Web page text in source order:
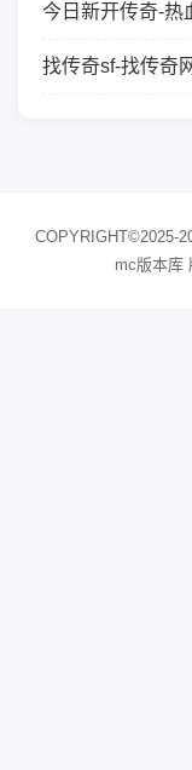
今日新开传奇-热
找传奇sf-找传奇
COPYRIGHT©2025-
mc版本库